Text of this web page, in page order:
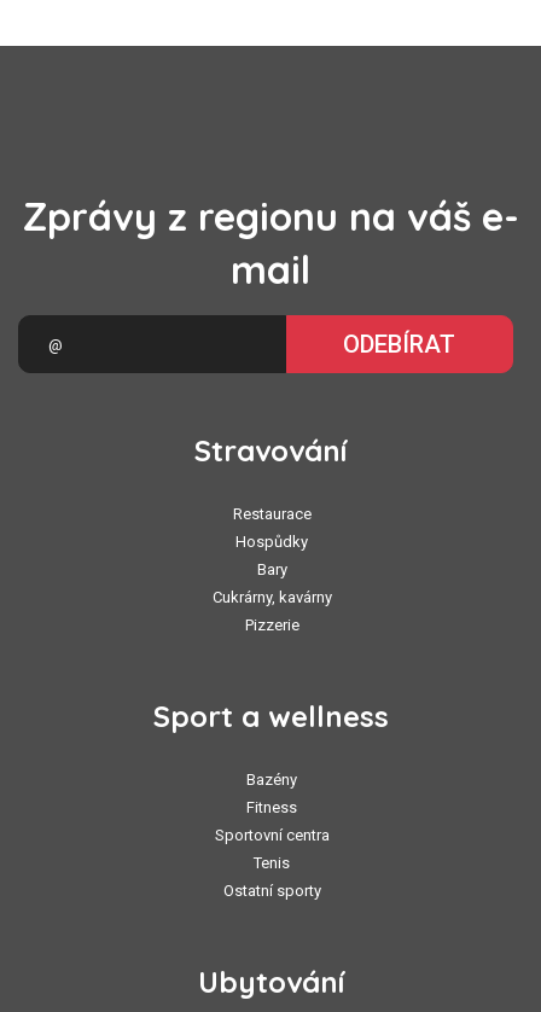
Zprávy z regionu na váš e-
mail
ODEBÍRAT
Stravování
Restaurace
Hospůdky
Bary
Cukrárny, kavárny
Pizzerie
Sport a wellness
Bazény
Fitness
Sportovní centra
Tenis
Ostatní sporty
Ubytování